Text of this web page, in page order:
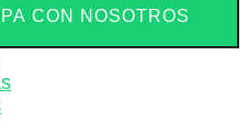
CON NOSOTROS